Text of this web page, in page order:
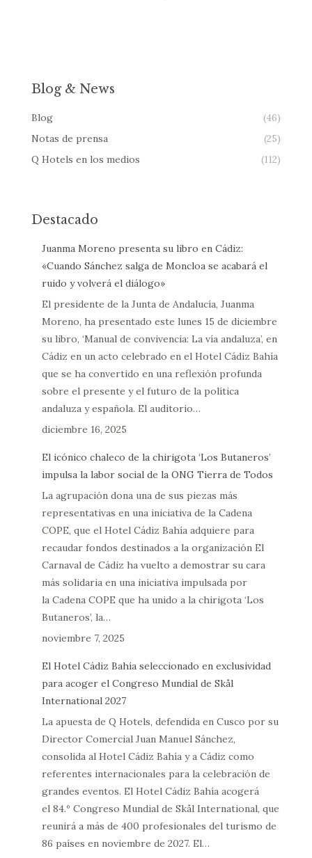
Blog & News
Blog
(46)
Notas de prensa
(25)
Q Hotels en los medios
(112)
Destacado
Juanma Moreno presenta su libro en Cádiz:
«Cuando Sánchez salga de Moncloa se acabará el
ruido y volverá el diálogo»
El presidente de la Junta de Andalucía, Juanma
Moreno, ha presentado este lunes 15 de diciembre
su libro, ‘Manual de convivencia: La vía andaluza’, en
Cádiz en un acto celebrado en el Hotel Cádiz Bahía
que se ha convertido en una reflexión profunda
sobre el presente y el futuro de la política
andaluza y española. El auditorio…
diciembre 16, 2025
El icónico chaleco de la chirigota ‘Los Butaneros’
impulsa la labor social de la ONG Tierra de Todos
La agrupación dona una de sus piezas más
representativas en una iniciativa de la Cadena
COPE, que el Hotel Cádiz Bahía adquiere para
recaudar fondos destinados a la organización El
Carnaval de Cádiz ha vuelto a demostrar su cara
más solidaria en una iniciativa impulsada por
la Cadena COPE que ha unido a la chirigota ‘Los
Butaneros’, la…
noviembre 7, 2025
El Hotel Cádiz Bahía seleccionado en exclusividad
para acoger el Congreso Mundial de Skål
International 2027
La apuesta de Q Hotels, defendida en Cusco por su
Director Comercial Juan Manuel Sánchez,
consolida al Hotel Cádiz Bahía y a Cádiz como
referentes internacionales para la celebración de
grandes eventos. El Hotel Cádiz Bahía acogerá
el 84.º Congreso Mundial de Skål International, que
reunirá a más de 400 profesionales del turismo de
86 países en noviembre de 2027. El…